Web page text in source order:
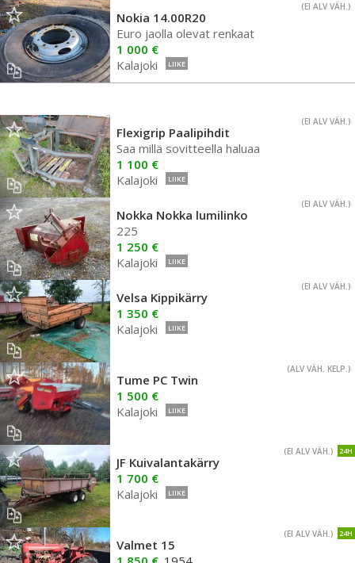
(EI ALV VÄH.)
Nokia 14.00R20
Euro jaolla olevat renkaat
1 000 €
Kalajoki
LIIKE
(EI ALV VÄH.)
Flexigrip Paalipihdit
Saa millä sovitteella haluaa
1 100 €
Kalajoki
LIIKE
(EI ALV VÄH.)
Nokka Nokka lumilinko
225
1 250 €
Kalajoki
LIIKE
(EI ALV VÄH.)
Velsa Kippikärry
1 350 €
Kalajoki
LIIKE
(ALV VÄH. KELP.)
Tume PC Twin
1 500 €
Kalajoki
LIIKE
24H
(EI ALV VÄH.)
JF Kuivalantakärry
1 700 €
Kalajoki
LIIKE
24H
(EI ALV VÄH.)
Valmet 15